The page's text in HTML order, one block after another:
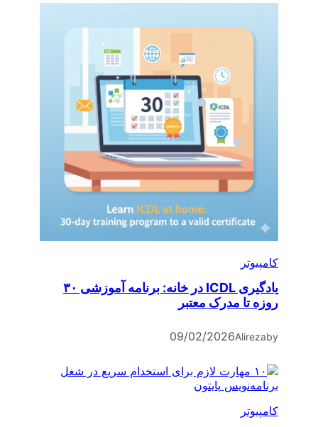
کامپیوتر
یادگیری ICDL در خانه: برنامه آموزشی ۳۰
روزه تا مدرک معتبر
by
Alireza
09/02/2026
کامپیوتر